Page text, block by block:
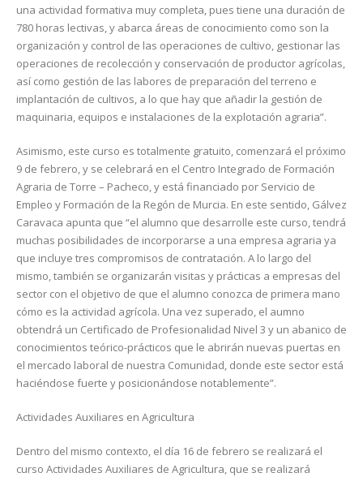
una actividad formativa muy completa, pues tiene una duración de
780 horas lectivas, y abarca áreas de conocimiento como son la
organización y control de las operaciones de cultivo, gestionar las
operaciones de recolección y conservación de productor agrícolas,
así como gestión de las labores de preparación del terreno e
implantación de cultivos, a lo que hay que añadir la gestión de
maquinaria, equipos e instalaciones de la explotación agraria”.
Asimismo, este curso es totalmente gratuito, comenzará el próximo
9 de febrero, y se celebrará en el Centro Integrado de Formación
Agraria de Torre – Pacheco, y está financiado por Servicio de
Empleo y Formación de la Regón de Murcia. En este sentido, Gálvez
Caravaca apunta que “el alumno que desarrolle este curso, tendrá
muchas posibilidades de incorporarse a una empresa agraria ya
que incluye tres compromisos de contratación. A lo largo del
mismo, también se organizarán visitas y prácticas a empresas del
sector con el objetivo de que el alumno conozca de primera mano
cómo es la actividad agrícola. Una vez superado, el aumno
obtendrá un Certificado de Profesionalidad Nivel 3 y un abanico de
conocimientos teórico-prácticos que le abrirán nuevas puertas en
el mercado laboral de nuestra Comunidad, donde este sector está
haciéndose fuerte y posicionándose notablemente”.
Actividades Auxiliares en Agricultura
Dentro del mismo contexto, el día 16 de febrero se realizará el
curso Actividades Auxiliares de Agricultura, que se realizará